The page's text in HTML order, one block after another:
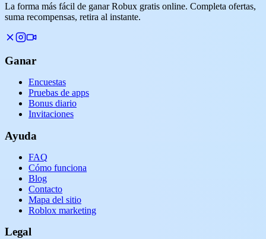
La forma más fácil de ganar Robux gratis online. Completa ofertas,
suma recompensas, retira al instante.
Ganar
Encuestas
Pruebas de apps
Bonus diario
Invitaciones
Ayuda
FAQ
Cómo funciona
Blog
Contacto
Mapa del sitio
Roblox marketing
Legal